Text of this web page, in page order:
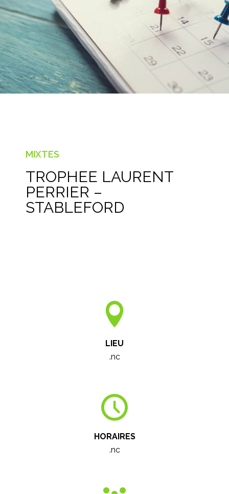
MIXTES
TROPHEE LAURENT
PERRIER –
STABLEFORD
LIEU
.nc
HORAIRES
.nc